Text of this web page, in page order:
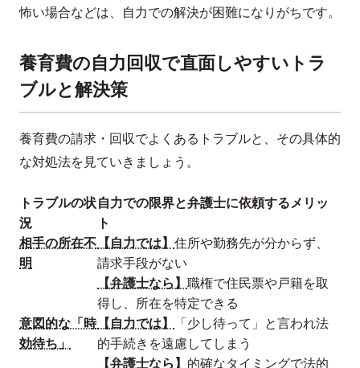
怖い場合などは、自力での解決が困難になりがちです。
養育費の自力回収で直面しやすいトラ
ブルと解決策
養育費の請求・回収でよくあるトラブルと、その具体的
な対処法を見ていきましょう。
トラブルの状
況
自力での限界と弁護士に依頼するメリッ
ト
相手の所在不
明
【自力では】 住所や勤務先が分からず、
請求手段がない
【弁護士なら】 職権で住民票や戸籍を取
得し、所在を特定できる
意図的な「時
効待ち」
【自力では】
「少し待って」と言われ法
的手続きを遠慮してしまう
【弁護士なら】 的確なタイミングで法的